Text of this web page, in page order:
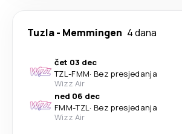
Tuzla- Memmingen 4 dana
čet 03 dec
TZL-FMM· Bez presjedanja
Wizz Air
ned 06 dec
FMM-TZL· Bez presjedanja
Wizz Air